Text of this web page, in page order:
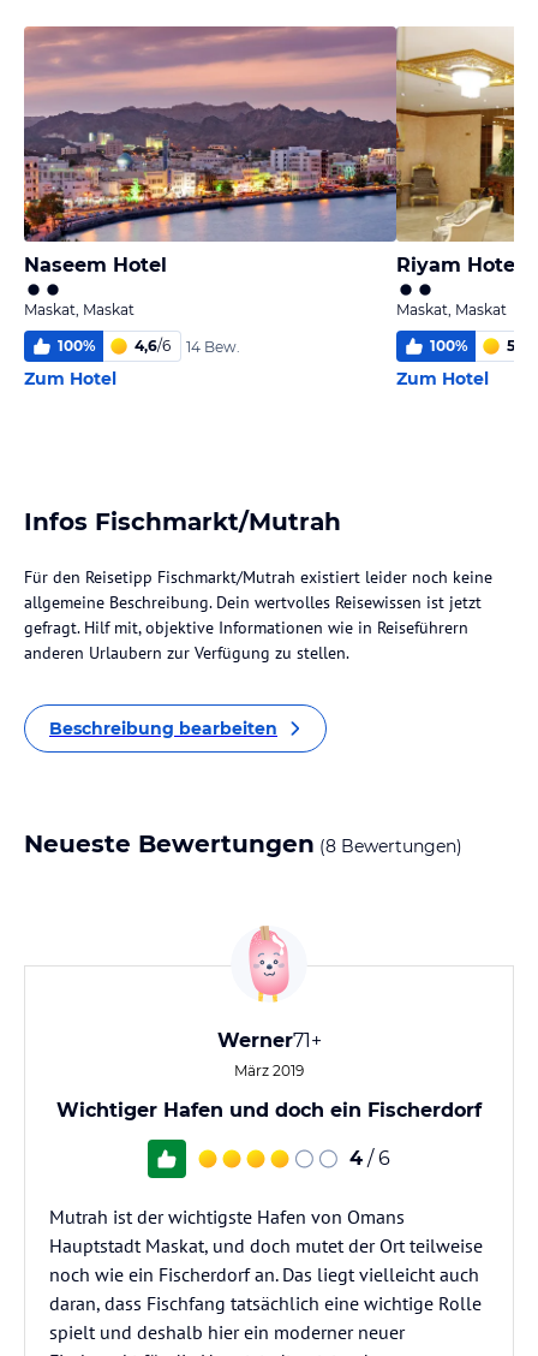
Naseem Hotel
Maskat, Maskat
100% 4,6/6 14 Bew.
Zum Hotel
Riyam Hotel
Maskat, Maskat
100% 5,0
Zum Hotel
Infos Fischmarkt/Mutrah
Für den Reisetipp Fischmarkt/Mutrah existiert leider noch keine
allgemeine Beschreibung. Dein wertvolles Reisewissen ist jetzt
gefragt. Hilf mit, objektive Informationen wie in Reiseführern
anderen Urlaubern zur Verfügung zu stellen.
Beschreibung bearbeiten
Neueste Bewertungen (8 Bewertungen)
Werner71+
März 2019
Wichtiger Hafen und doch ein Fischerdorf
4 / 6
Mutrah ist der wichtigste Hafen von Omans
Hauptstadt Maskat, und doch mutet der Ort teilweise
noch wie ein Fischerdorf an. Das liegt vielleicht auch
daran, dass Fischfang tatsächlich eine wichtige Rolle
spielt und deshalb hier ein moderner neuer